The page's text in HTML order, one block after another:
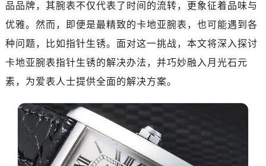
品品牌，其腕表不仅代表了时间的流转，更象征着品味与
优雅。然而，即便是最精致的卡地亚腕表，也可能遇到各
种问题，比如指针生锈。面对这一挑战，本文将深入探讨
卡地亚腕表指针生锈的解决办法，并巧妙融入月光石元
素，为爱表人士提供全面的解决方案。